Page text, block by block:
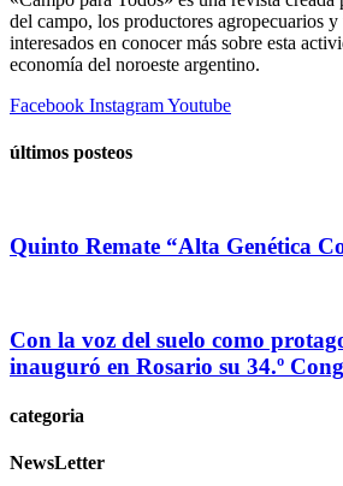
del campo, los productores agropecuarios
interesados en conocer más sobre esta
economía del noroeste argentino.
Facebook InstagramYoutube
últimos posteos
Quinto Remate “Alta Genética
Con la voz del suelo como
inauguró en Rosario su 34.º
categoria
NewsLetter